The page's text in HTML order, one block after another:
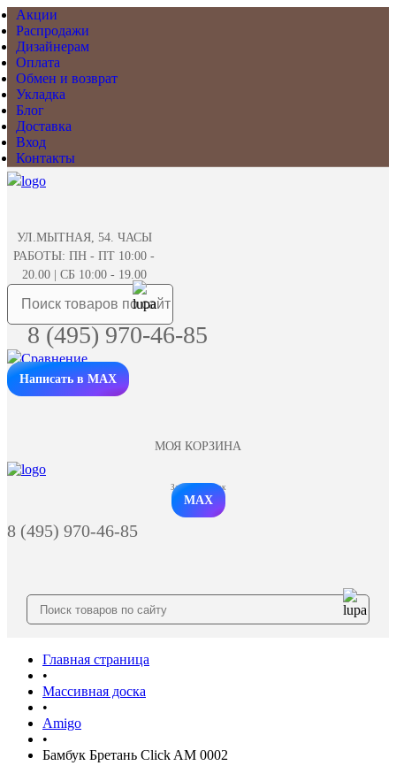
Акции
Распродажи
Дизайнерам
Оплата
Обмен и возврат
Укладка
Блог
Доставка
Вход
Контакты
УЛ.МЫТНАЯ, 54. ЧАСЫ
РАБОТЫ: ПН - ПТ 10:00 -
20.00 | СБ 10:00 - 19.00
8 (495) 970-46-85
Написать в MAX
МОЯ КОРЗИНА
Заказать звонок
MAX
8 (495) 970-46-85
Главная страница
•
Массивная доска
•
Amigo
•
Бамбук Бретань Click AM 0002